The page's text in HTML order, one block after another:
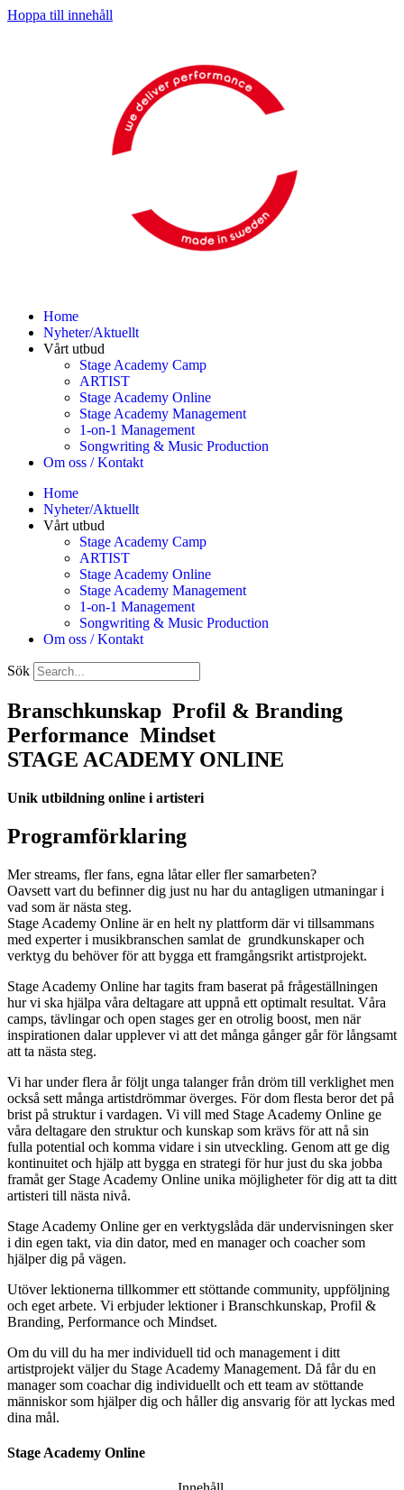
Hoppa till innehåll
Home
Nyheter/Aktuellt
Vårt utbud
Stage Academy Camp
ARTIST
Stage Academy Online
Stage Academy Management
1-on-1 Management
Songwriting & Music Production
Om oss / Kontakt
Home
Nyheter/Aktuellt
Vårt utbud
Stage Academy Camp
ARTIST
Stage Academy Online
Stage Academy Management
1-on-1 Management
Songwriting & Music Production
Om oss / Kontakt
Sök
Branschkunskap Profil & Branding
Performance Mindset
STAGE ACADEMY ONLINE
Unik utbildning online i artisteri
Programförklaring
Mer streams, fler fans, egna låtar eller fler samarbeten?
Oavsett vart du befinner dig just nu har du antagligen utmaningar i
vad som är nästa steg.
Stage Academy Online är en helt ny plattform där vi tillsammans
med experter i musikbranschen samlat de grundkunskaper och
verktyg du behöver för att bygga ett framgångsrikt artistprojekt.
Stage Academy Online har tagits fram baserat på frågeställningen
hur vi ska hjälpa våra deltagare att uppnå ett optimalt resultat. Våra
camps, tävlingar och open stages ger en otrolig boost, men när
inspirationen dalar upplever vi att det många gånger går för långsamt
att ta nästa steg.
Vi har under flera år följt unga talanger från dröm till verklighet men
också sett många artistdrömmar överges. För dom flesta beror det på
brist på struktur i vardagen. Vi vill med Stage Academy Online ge
våra deltagare den struktur och kunskap som krävs för att nå sin
fulla potential och komma vidare i sin utveckling. Genom att ge dig
kontinuitet och hjälp att bygga en strategi för hur just du ska jobba
framåt ger Stage Academy Online unika möjligheter för dig att ta ditt
artisteri till nästa nivå.
Stage Academy Online ger en verktygslåda där undervisningen sker
i din egen takt, via din dator, med en manager och coacher som
hjälper dig på vägen.
Utöver lektionerna tillkommer ett stöttande community, uppföljning
och eget arbete. Vi erbjuder lektioner i Branschkunskap, Profil &
Branding, Performance och Mindset.
Om du vill du ha mer individuell tid och management i ditt
artistprojekt väljer du Stage Academy Management. Då får du en
manager som coachar dig individuellt och ett team av stöttande
människor som hjälper dig och håller dig ansvarig för att lyckas med
dina mål.
Stage Academy Online